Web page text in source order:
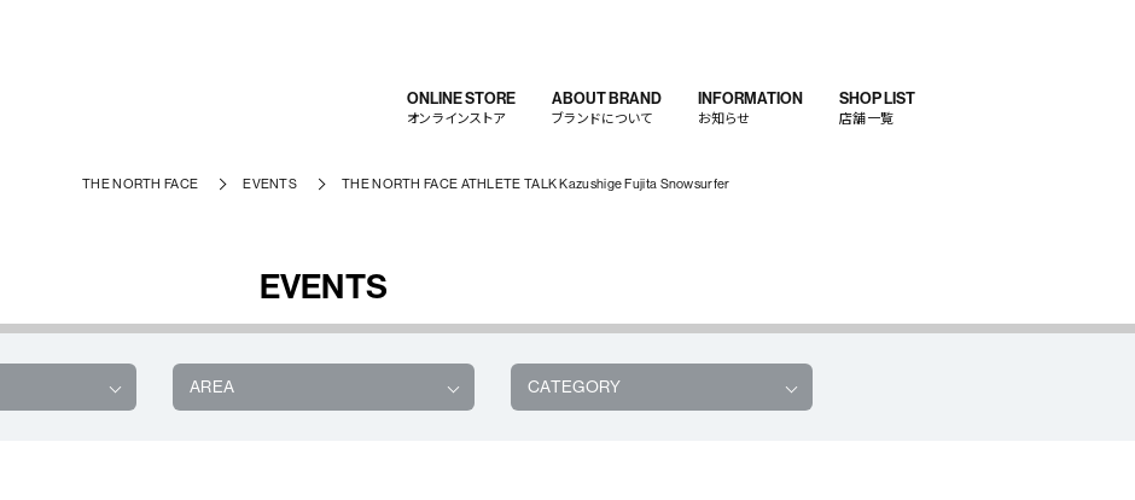
ONLINE STORE
オンラインストア
ABOUT BRAND
ブランドについて
INFORMATION
お知らせ
SHOP LIST
店舗一覧
THE NORTH FACE EVENTS THE NORTH FACE ATHLETE TALK Kazushige Fujita Snowsurfer
EVENTS
AREA CATEGORY